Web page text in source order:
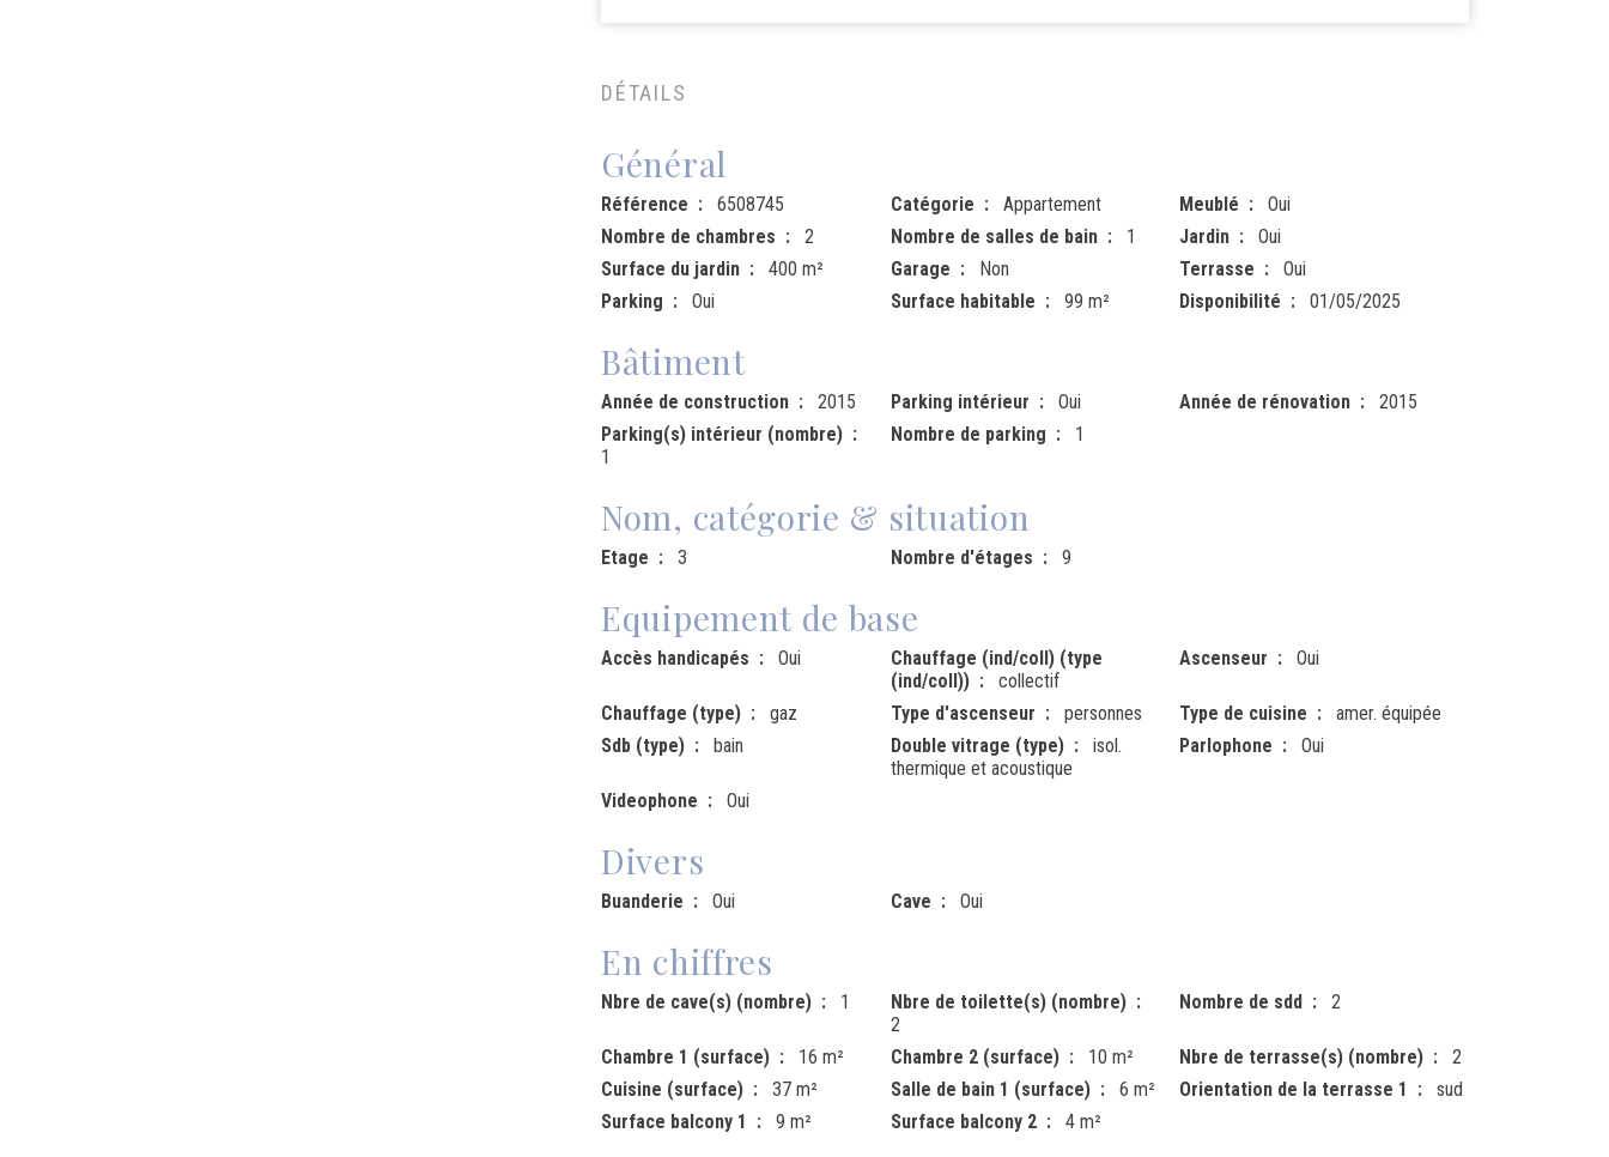
DÉTAILS
Général
Référence 6508745 Catégorie Appartement Meublé
Oui
Nombre de chambres
2 Nombre de salles de bain 1 Jardin
Oui
Surface du jardin
400 m² Garage Non Terrasse
Oui
Parking
Oui Surface habitable 99 m² Disponibilité 01/05/2025
Bâtiment
Année de construction 2015 Parking intérieur Oui Année de rénovation
2015
Parking(s) intérieur (nombre)
1
Nombre de parking 1
Nom, catégorie & situation
Etage 3 Nombre d'étages 9
Equipement de base
Accès handicapés Oui
Chauffage (ind/coll) (type
(ind/coll))
collectif
Ascenseur Oui
Chauffage (type) gaz Type d'ascenseur personnes Type de cuisine
amer. équipée
Sdb (type)
bain Double vitrage (type)
isol.
thermique et acoustique
Parlophone Oui
Videophone Oui
Divers
Buanderie Oui Cave Oui
En chiffres
Nbre de cave(s) (nombre) 1
Nbre de toilette(s) (nombre)
2
Nombre de sdd 2
Chambre 1 (surface) 16 m² Chambre 2 (surface) 10 m² Nbre de terrasse(s) (nombre)
2
Cuisine (surface)
37 m² Salle de bain 1 (surface) 6 m² Orientation de la terrasse 1
sud
Surface balcony 1
9 m² Surface balcony 2 4 m²